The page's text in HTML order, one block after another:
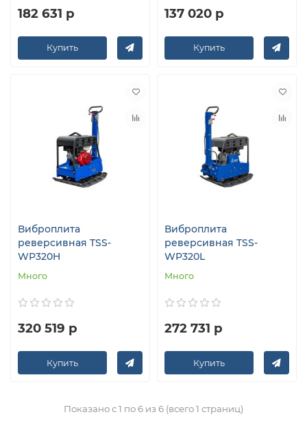
182 631 р
Купить
137 020 р
Купить
Виброплита
реверсивная TSS-
WP320H
Много
320 519 р
Купить
Виброплита
реверсивная TSS-
WP320L
Много
272 731 р
Купить
Показано с 1 по 6 из 6 (всего 1 страниц)